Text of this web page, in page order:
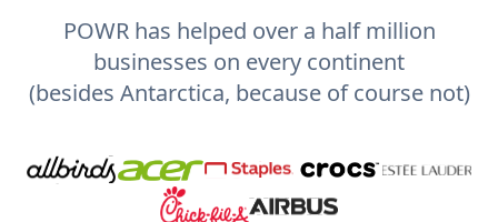
POWR has helped over a half million
businesses on every continent
(besides Antarctica, because of course not)